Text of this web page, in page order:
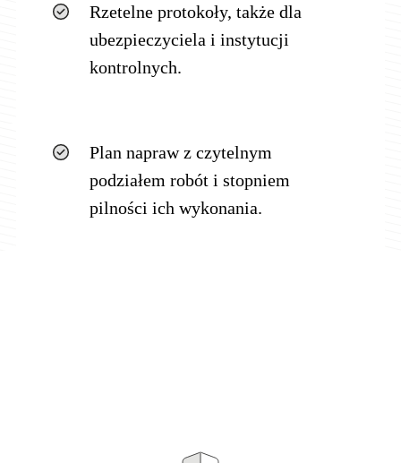
Rzetelne protokoły, także dla
ubezpieczyciela i instytucji
kontrolnych.
Plan napraw z czytelnym
podziałem robót i stopniem
pilności ich wykonania.